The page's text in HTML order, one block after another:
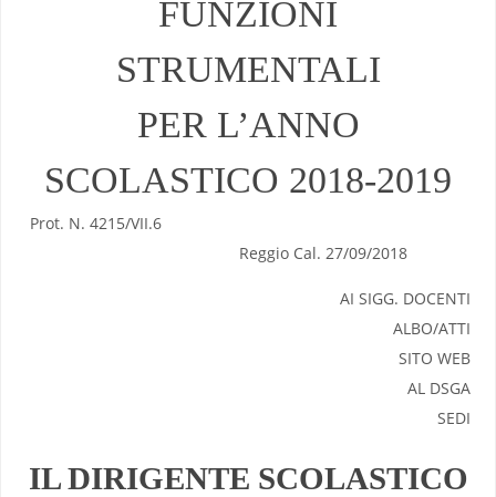
FUNZIONI
STRUMENTALI
PER L’ANNO
SCOLASTICO 2018-2019
Prot. N. 4215/VII.6
Reggio Cal. 27/09/2018
AI SIGG. DOCENTI
ALBO/ATTI
SITO WEB
AL DSGA
SEDI
IL DIRIGENTE SCOLASTICO